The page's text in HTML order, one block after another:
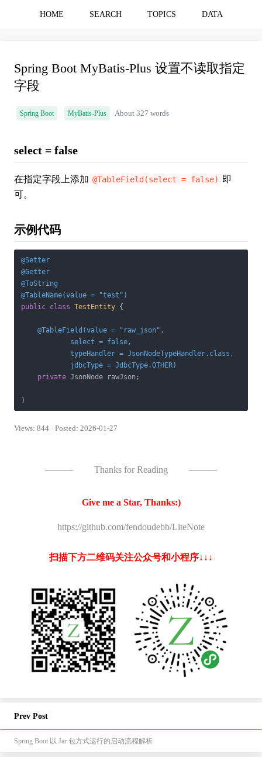
HOME SEARCH TOPICS DATA
Spring Boot MyBatis-Plus 设置不读取指定
字段
Spring Boot MyBatis-Plus About 327 words
select = false
在指定字段上添加 @TableField(select = false)
即
可。
示例代码
@Setter
@Getter
@ToString
@TableName(value = "test")
public class TestEntity {
@TableField(value = "raw_json",
            select = false,
            typeHandler = JsonNodeTypeHandler.class,
            jdbcType = JdbcType.OTHER)
private JsonNode rawJson;
Views: 844 · Posted: 2026-01-27
——— Thanks for Reading ———
Give me a Star, Thanks:)
https://github.com/fendoudebb/LiteNote
扫描下方二维码关注公众号和小程序↓↓↓
Prev Post
Spring Boot 以 Jar 包方式运行的启动流程解析